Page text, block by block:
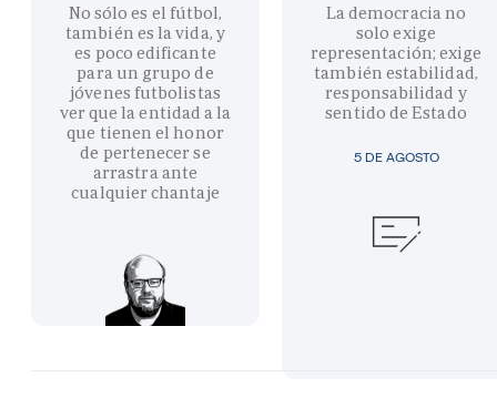
No sólo es el fútbol,
también es la vida, y
es poco edificante
para un grupo de
jóvenes futbolistas
ver que la entidad a la
que tienen el honor
de pertenecer se
arrastra ante
cualquier chantaje
5 DE AGOSTO
La democracia no
solo exige
representación; exige
también estabilidad,
responsabilidad y
sentido de Estado